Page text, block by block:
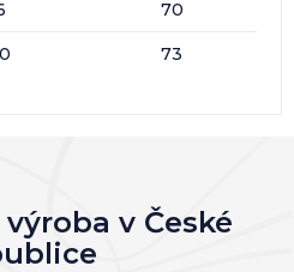
70
73
v České